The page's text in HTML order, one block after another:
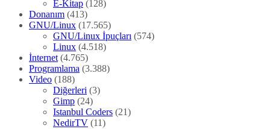
E-Kitap (128)
Donanım (413)
GNU/Linux (17.565)
GNU/Linux İpuçları (574)
Linux (4.518)
İnternet (4.765)
Programlama (3.388)
Video (188)
Diğerleri (3)
Gimp (24)
Istanbul Coders (21)
NedirTV (11)